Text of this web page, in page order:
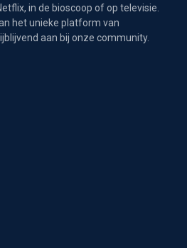
in de bioscoop of op televisie.
het unieke platform van
aan bij onze community.